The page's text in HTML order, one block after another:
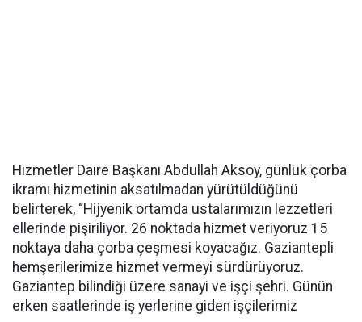
Hizmetler Daire Başkanı Abdullah Aksoy, günlük çorba
ikramı hizmetinin aksatılmadan yürütüldüğünü
belirterek, “Hijyenik ortamda ustalarımızın lezzetleri
ellerinde pişiriliyor. 26 noktada hizmet veriyoruz 15
noktaya daha çorba çeşmesi koyacağız. Gaziantepli
hemşerilerimize hizmet vermeyi sürdürüyoruz.
Gaziantep bilindiği üzere sanayi ve işçi şehri. Günün
erken saatlerinde iş yerlerine giden işçilerimiz